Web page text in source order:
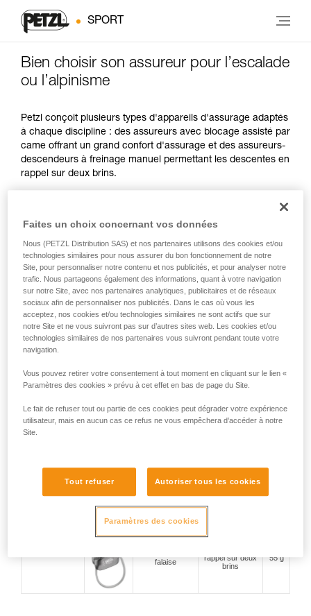
SPORT
Bien choisir son assureur pour l’escalade
ou l’alpinisme
Petzl conçoit plusieurs types d'appareils d'assurage adaptés
à chaque discipline : des assureurs avec blocage assisté par
came offrant un grand confort d'assurage et des assureurs-
descendeurs à freinage manuel permettant les descentes en
rappel sur deux brins.
PRATIQUES
SPÉCIFICITÉS
Assureurs avec
blocage assisté
escalade en tête,
en salle et en
falaise
facilité à donner
du mou
235 g
escalade en tête
et en moulinette,
compacité et
escalade en
moulinette, en
salle et en falaise
poignée anti-
panique et mode
moulinette
escalade en
falaise, grande
voie et alpinisme
assurage du
second et
descente en
rappel sur deux
falaise
rappel sur deux
brins
55 g
Faites un choix concernant vos données
Nous (PETZL Distribution SAS) et nos partenaires utilisons des cookies et/ou
technologies similaires pour nous assurer du bon fonctionnement de notre
Site, pour personnaliser notre contenu et nos publicités, et pour analyser notre
trafic. Nous partageons également des informations, quant à votre navigation
sur notre Site, avec nos partenaires analytiques, publicitaires et de réseaux
sociaux afin de personnaliser nos publicités. Dans le cas où vous les
acceptez, nos cookies et/ou technologies similaires ne sont actifs que sur
notre Site et ne vous suivront pas sur d’autres sites web. Les cookies et/ou
technologies similaires de nos partenaires vous suivront pendant toute votre
navigation.
Vous pouvez retirer votre consentement à tout moment en cliquant sur le lien «
Paramètres des cookies » prévu à cet effet en bas de page du Site.
Le fait de refuser tout ou partie de ces cookies peut dégrader votre expérience
utilisateur, mais en aucun cas ce refus ne vous empêchera d’accéder à notre
Site.
Tout refuser Autoriser tous les cookies
Paramètres des cookies